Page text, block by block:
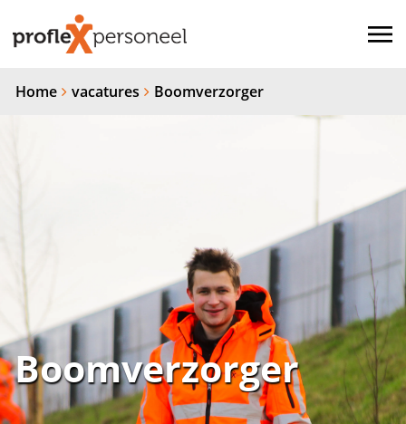
Home vacatures Boomverzorger
Boomverzorger